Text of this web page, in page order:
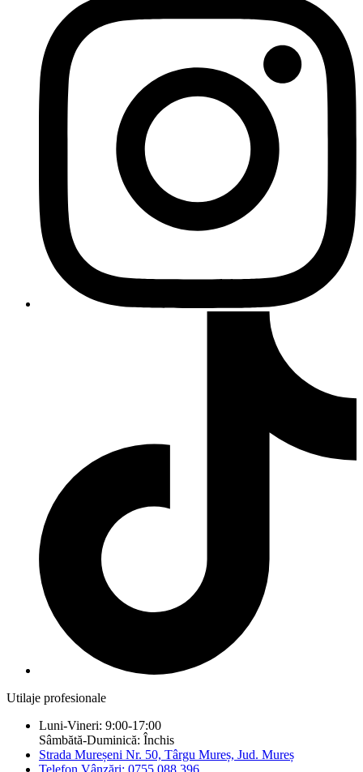
Utilaje profesionale
Luni-Vineri: 9:00-17:00
Sâmbătă-Duminică: Închis
Strada Mureșeni Nr. 50, Târgu Mureș, Jud. Mureș
Telefon Vânzări: 0755 088 396